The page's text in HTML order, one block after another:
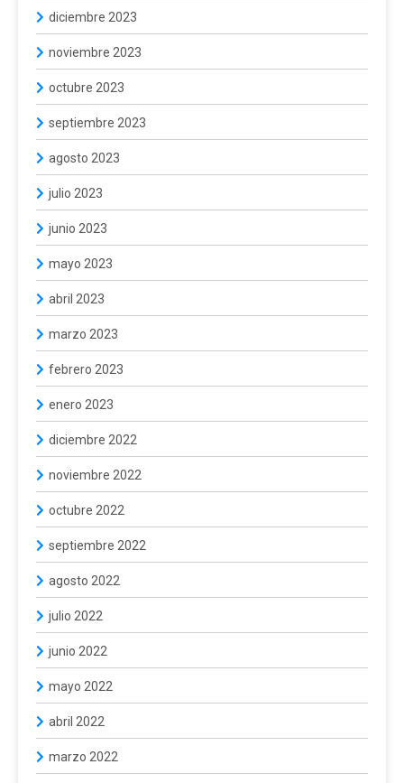
diciembre 2023
noviembre 2023
octubre 2023
septiembre 2023
agosto 2023
julio 2023
junio 2023
mayo 2023
abril 2023
marzo 2023
febrero 2023
enero 2023
diciembre 2022
noviembre 2022
octubre 2022
septiembre 2022
agosto 2022
julio 2022
junio 2022
mayo 2022
abril 2022
marzo 2022